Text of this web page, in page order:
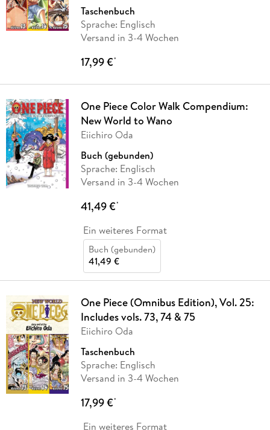
Taschenbuch
Sprache: Englisch
Versand in 3-4 Wochen
17,99 €*
One Piece Color Walk Compendium:
New World to Wano
Eiichiro Oda
Buch (gebunden)
Sprache: Englisch
Versand in 3-4 Wochen
41,49 €*
Ein weiteres Format
Buch (gebunden)
41,49 €
One Piece (Omnibus Edition), Vol. 25:
Includes vols. 73, 74 & 75
Eiichiro Oda
Taschenbuch
Sprache: Englisch
Versand in 3-4 Wochen
17,99 €*
Ein weiteres Format